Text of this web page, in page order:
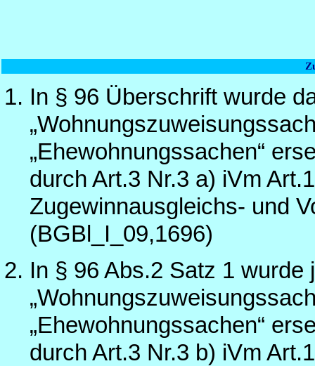
In § 96 Überschrift wurde
„Ehewohnungssachen“
durch Art.3 Nr.3 a) iVm
Zugewinnausgleichs- und
(BGBl_I_09,1696)
In § 96 Abs.2 Satz 1 wurde
„Ehewohnungssachen“
durch Art.3 Nr.3 b) iVm